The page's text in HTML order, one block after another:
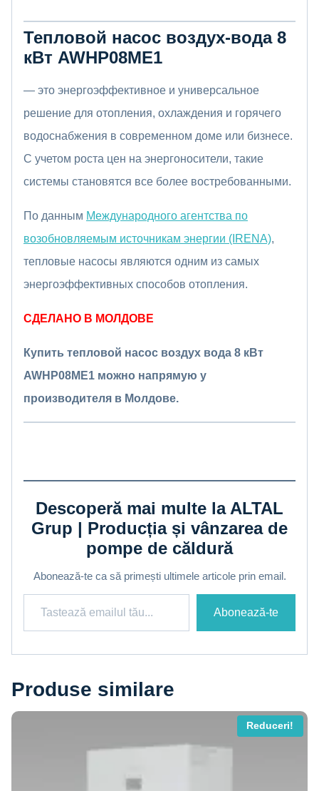
Тепловой насос воздух-вода 8
кВт AWHP08ME1
— это энергоэффективное и универсальное
решение для отопления, охлаждения и горячего
водоснабжения в современном доме или бизнесе.
С учетом роста цен на энергоносители, такие
системы становятся все более востребованными.
По данным Международного агентства по
возобновляемым источникам энергии (IRENA),
тепловые насосы являются одним из самых
энергоэффективных способов отопления.
СДЕЛАНО В МОЛДОВЕ
Купить тепловой насос воздух вода 8 кВт
AWHP08ME1 можно напрямую у
производителя в Молдове.
Descoperă mai multe la ALTAL
Grup | Producția și vânzarea de
pompe de căldură
Abonează-te ca să primești ultimele articole prin email.
Tastează emailul tău...
Abonează-te
Produse similare
Reduceri!